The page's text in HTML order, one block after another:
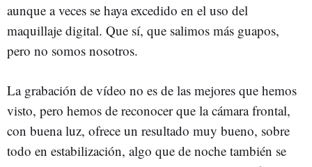
aunque a veces se haya excedido en el uso del
maquillaje digital. Que sí, que salimos más guapos,
pero no somos nosotros.
La grabación de vídeo no es de las mejores que hemos
visto, pero hemos de reconocer que la cámara frontal,
con buena luz, ofrece un resultado muy bueno, sobre
todo en estabilización, algo que de noche también se